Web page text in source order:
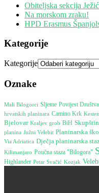
Obiteljska sekcija
Na morskom zraku!
HPD Erasmus
Kategorije
Kategorije
Oznake
Mali Bilogorci Sljeme Povijest Društva
hrvatskih planinara Camino Krk
Bjelovar Kraljev grob BiH
planina Južni Velebit Planinarska
Via Adriatica Dječja planinarska
Kilimanjaro Poučna staza "Bilogora"
Highlander Petar Svačić Kozjak